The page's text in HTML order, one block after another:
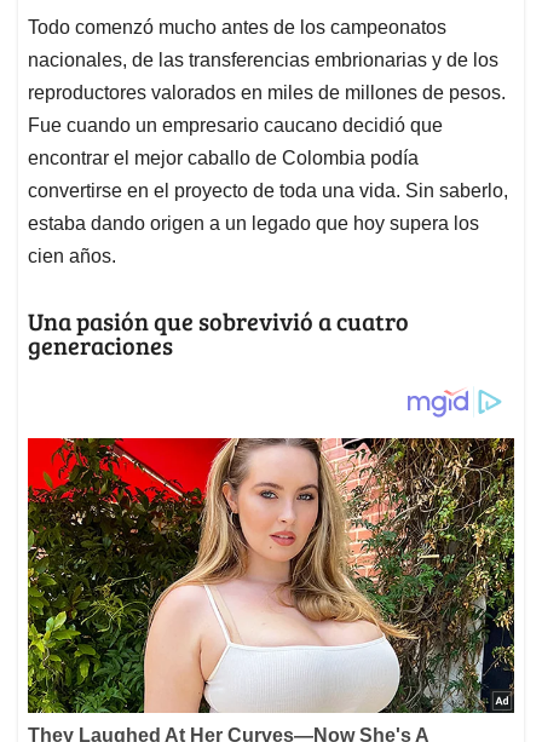
Todo comenzó mucho antes de los campeonatos
nacionales, de las transferencias embrionarias y de los
reproductores valorados en miles de millones de pesos.
Fue cuando un empresario caucano decidió que
encontrar el mejor caballo de Colombia podía
convertirse en el proyecto de toda una vida. Sin saberlo,
estaba dando origen a un legado que hoy supera los
cien años.
Una pasión que sobrevivió a cuatro
generaciones